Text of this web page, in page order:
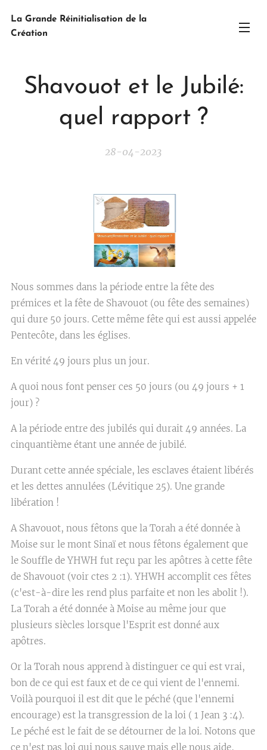
La Grande Réinitialisation de la
Création
Shavouot et le Jubilé:
quel rapport ?
28-04-2023
Nous sommes dans la période entre la fête des
prémices et la fête de Shavouot (ou fête des semaines)
qui dure 50 jours. Cette même fête qui est aussi appelée
Pentecôte, dans les églises.
En vérité 49 jours plus un jour.
A quoi nous font penser ces 50 jours (ou 49 jours + 1
jour) ?
A la période entre des jubilés qui durait 49 années. La
cinquantième étant une année de jubilé.
Durant cette année spéciale, les esclaves étaient libérés
et les dettes annulées (Lévitique 25). Une grande
libération !
A Shavouot, nous fêtons que la Torah a été donnée à
Moise sur le mont Sinaï et nous fêtons également que
le Souffle de YHWH fut reçu par les apôtres à cette fête
de Shavouot (voir ctes 2 :1). YHWH accomplit ces fêtes
(c'est-à-dire les rend plus parfaite et non les abolit !).
La Torah a été donnée à Moise au même jour que
plusieurs siècles lorsque l'Esprit est donné aux
apôtres.
Or la Torah nous apprend à distinguer ce qui est vrai,
bon de ce qui est faux et de ce qui vient de l'ennemi.
Voilà pourquoi il est dit que le péché (que l'ennemi
encourage) est la transgression de la loi ( 1 Jean 3 :4).
Le péché est le fait de se détourner de la loi. Notons que
ce n'est pas loi qui nous sauve mais elle nous aide,